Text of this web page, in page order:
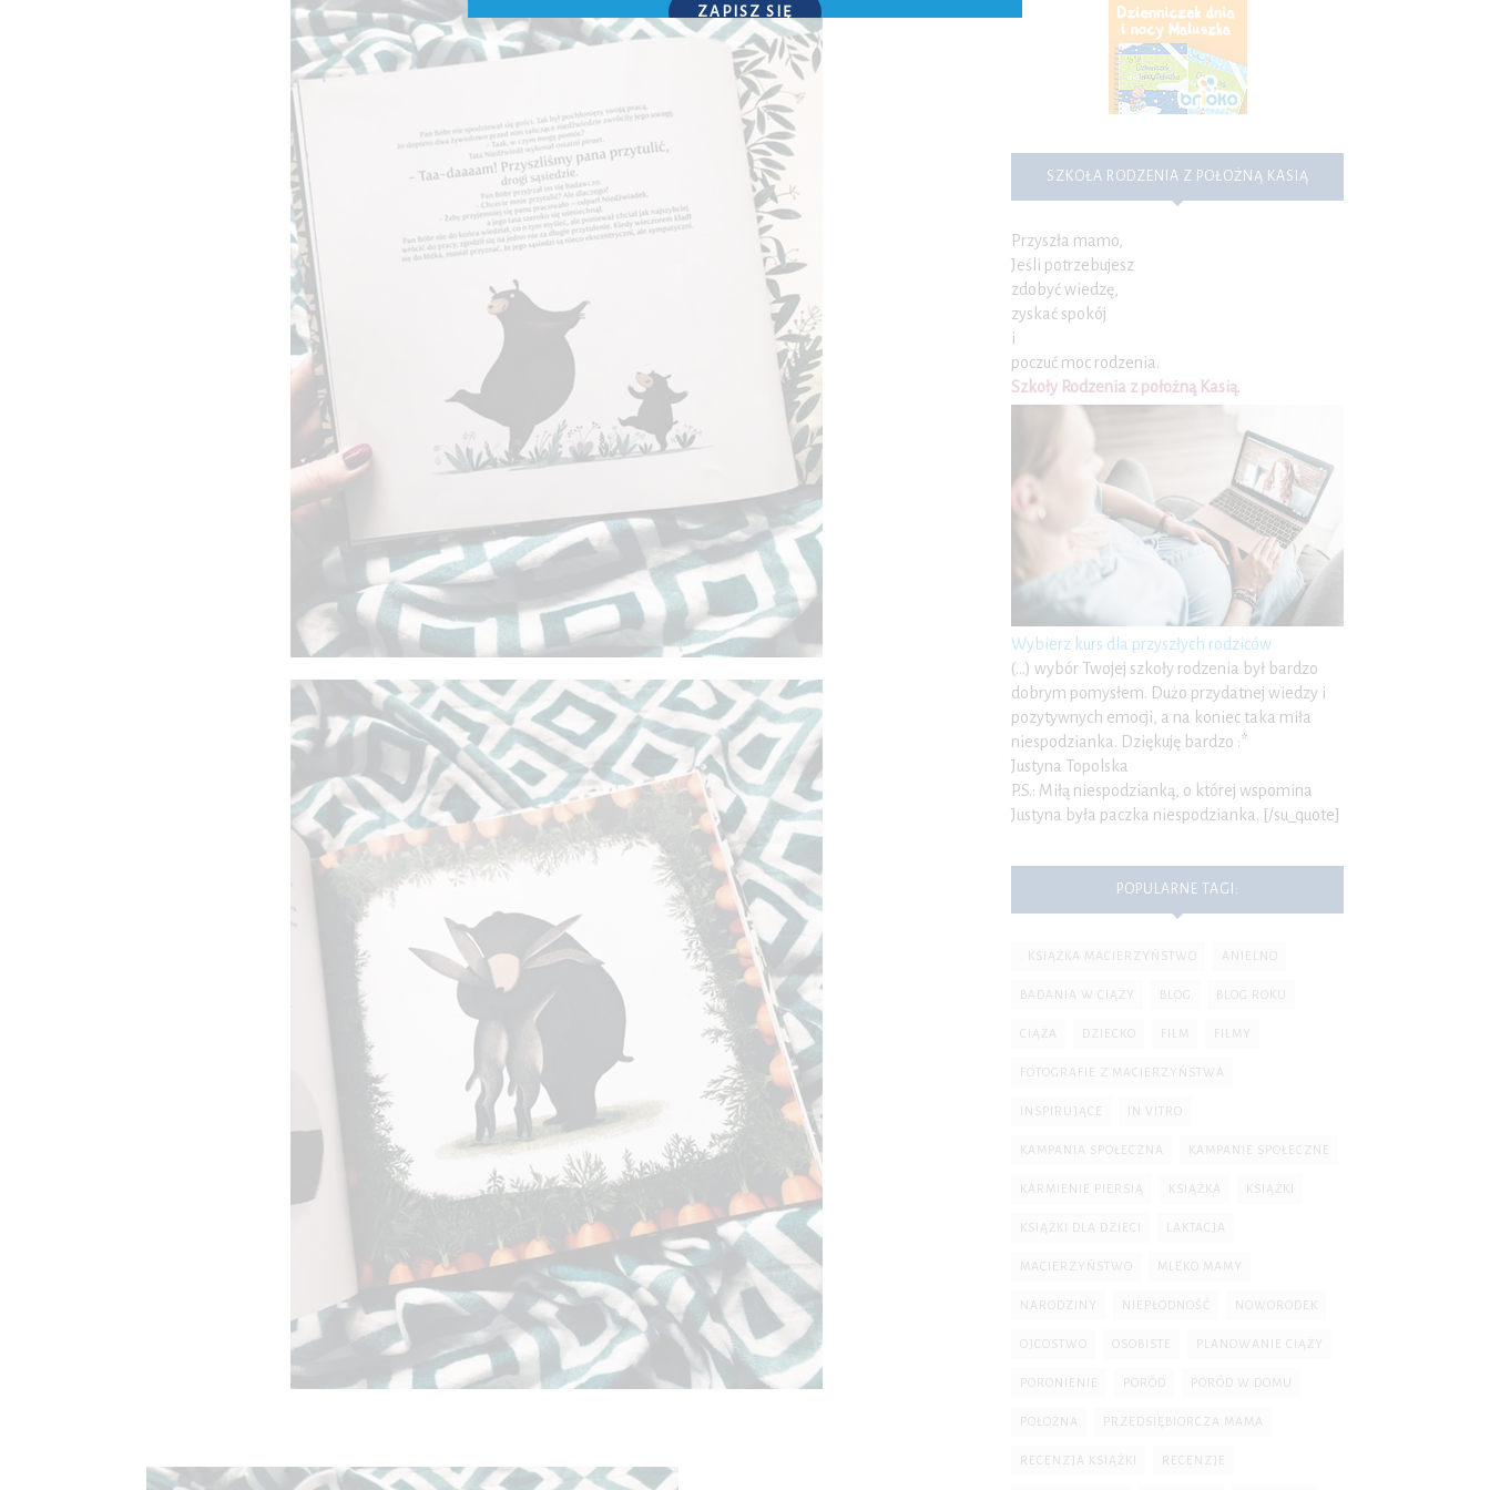
SZKOŁA RODZENIA Z POŁOŻNĄ KASIĄ
Przyszła mamo,
Jeśli potrzebujesz
zdobyć wiedzę,
zyskać spokój
i
poczuć moc rodzenia.
Szkoły Rodzenia z położną Kasią.
Wybierz kurs dla przyszłych rodziców
(…) wybór Twojej szkoły rodzenia był bardzo
dobrym pomysłem. Dużo przydatnej wiedzy i
pozytywnych emocji, a na koniec taka miła
niespodzianka. Dziękuję bardzo :*
Justyna Topolska
P.S.: Miłą niespodzianką, o której wspomina
Justyna była paczka niespodzianka. [/su_quote]
POPULARNE TAGI:
. KSIĄŻKA MACIERZYŃSTWO ANIELNO
BADANIA W CIĄŻY BLOG BLOG ROKU
CIĄŻA DZIECKO FILM FILMY
FOTOGRAFIE Z MACIERZYŃSTWA
INSPIRUJĄCE IN VITRO
KAMPANIA SPOŁECZNA KAMPANIE SPOŁECZNE
KARMIENIE PIERSIĄ KSIĄŻKA KSIĄŻKI
KSIĄŻKI DLA DZIECI LAKTACJA
MACIERZYŃSTWO MLEKO MAMY
NARODZINY NIEPŁODNOŚĆ NOWORODEK
OJCOSTWO OSOBISTE PLANOWANIE CIĄŻY
PORONIENIE PORÓD PORÓD W DOMU
POŁOŻNA PRZEDSIĘBIORCZA MAMA
RECENZJA KSIĄŻKI RECENZJE
ZAPISZ SIĘ
P.S. W każdej chwili możesz wypisać się z kursu.